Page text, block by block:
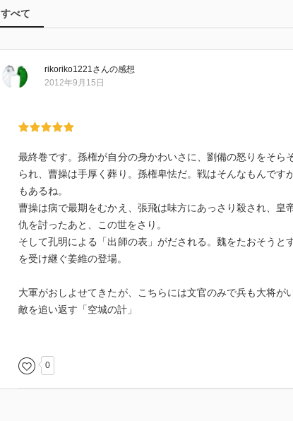
すべて
rikoriko1221さんの感想
2012年9月15日
最終巻です。孫権が自分の身かわいさに、劉備の怒りをそら
られ、曹操は手厚く葬り。孫権卑怯だ。戦はそんなもんです
もあるね。
曹操は病で最期をむかえ、張飛は味方にあっさり殺され、皇
仇を討ったあと、この世をさり。
そして孔明による「出師の表」がだされる。魏をたおそうと
を受け継ぐ姜維の登場。
大軍がおしよせてきたが、こちらには文官のみで兵も大将が
敵を追い返す「空城の計」
秋風五丈原「死せる孔明生ける仲達を走らす」へと続き物語は
0